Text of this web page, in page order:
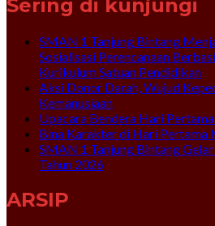
Sering di kunjungi
SMAN 1 Tanjung Bintang
Sosialisasi Perencanaan
Kurikulum Satuan Pendidikan
Aksi Donor Darah, Wujud
Kemanusiaan
Upacara Bendera Hari
Bina Karakter di Hari Pertama
SMAN 1 Tanjung Bintang
Tahun 2026
ARSIP